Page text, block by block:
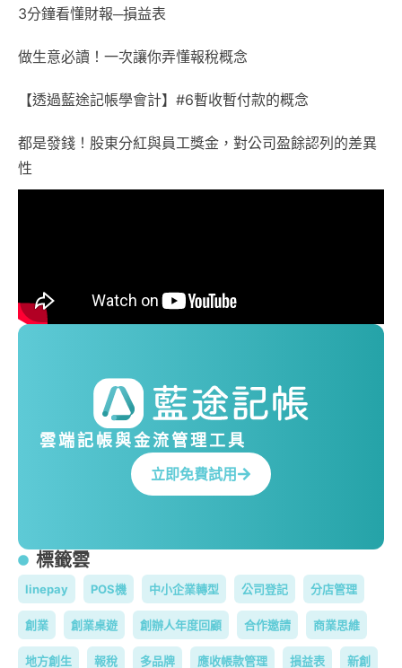
3分鐘看懂財報─損益表
做生意必讀！一次讓你弄懂報稅概念
【透過藍途記帳學會計】#6暫收暫付款的概念
都是發錢！股東分紅與員工獎金，對公司盈餘認列的差異
性
雲端記帳與金流管理工具
立即免費試用
標籤雲
linepay POS機 中小企業轉型 公司登記 分店管理
創業 創業桌遊 創辦人年度回顧 合作邀請 商業思維
地方創生 報稅 多品牌 應收帳款管理 損益表 新創